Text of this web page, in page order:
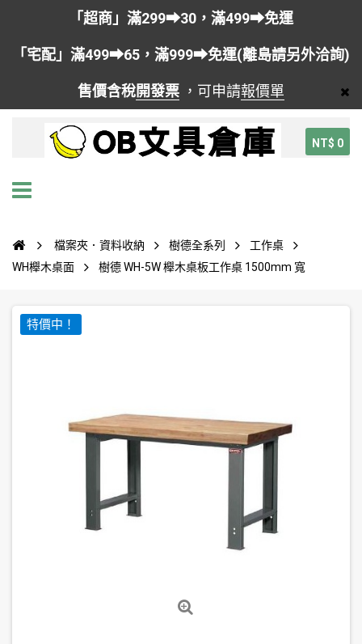
「超商」滿299➡30，滿499➡免運
「宅配」滿499➡65，滿999➡免運(離島請另外洽詢)
售價含稅開發票 ，可申請報價單
NT$ 0
檔案夾．資料收納 樹德全系列
工作桌
WH櫸木桌面
樹德 WH-5W 櫸木桌板工作桌 1500mm 寬
特價中！